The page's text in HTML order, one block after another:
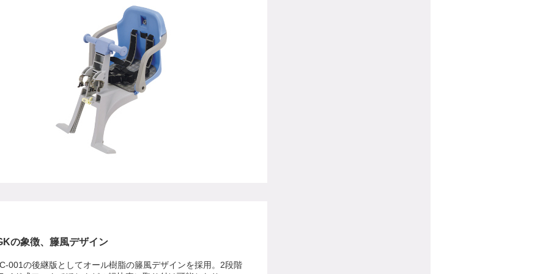
の象徴、籐風デザイン
001の後継版としてオール樹脂の籐風デザインを採用。2段階